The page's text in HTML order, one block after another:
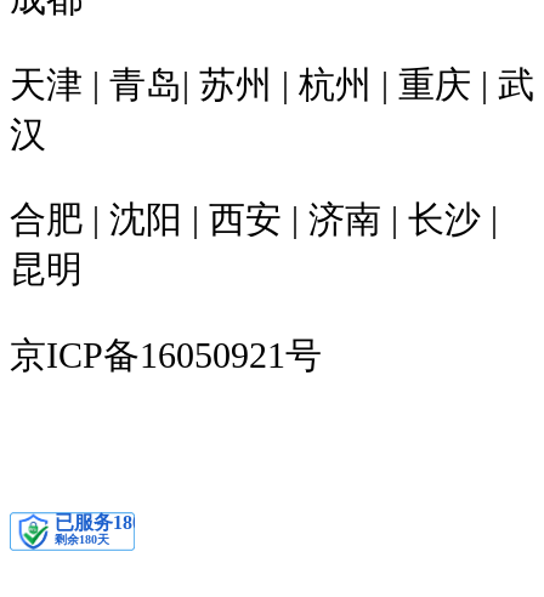
天津 | 青岛| 苏州 | 杭州 | 重庆 | 武
汉
合肥 | 沈阳 | 西安 | 济南 | 长沙 |
昆明
京ICP备16050921号